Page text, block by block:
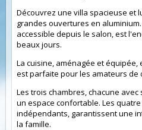
Découvrez une villa spacieuse et
grandes ouvertures en
accessible depuis le salon, est
beaux jours.
La cuisine, aménagée et équipée,
est parfaite pour les amateurs de
Les trois chambres, chacune
un espace confortable. Les
indépendants, garantissent une
la famille.